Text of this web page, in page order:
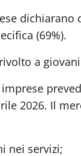
dichiarano
(69%).
a
2026. Il
nei servizi;